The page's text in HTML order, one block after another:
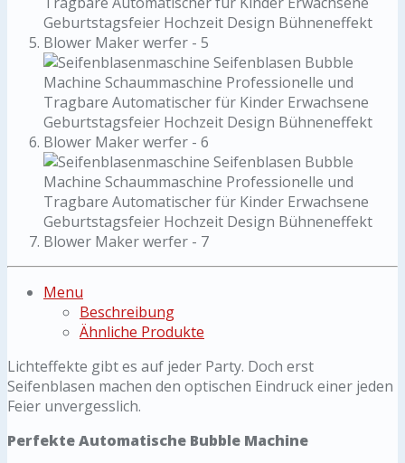
Menu
Beschreibung
Ähnliche Produkte
Lichteffekte gibt es auf jeder Party. Doch erst
Seifenblasen machen den optischen Eindruck einer jeden
Feier unvergesslich.
Perfekte Automatische Bubble Machine